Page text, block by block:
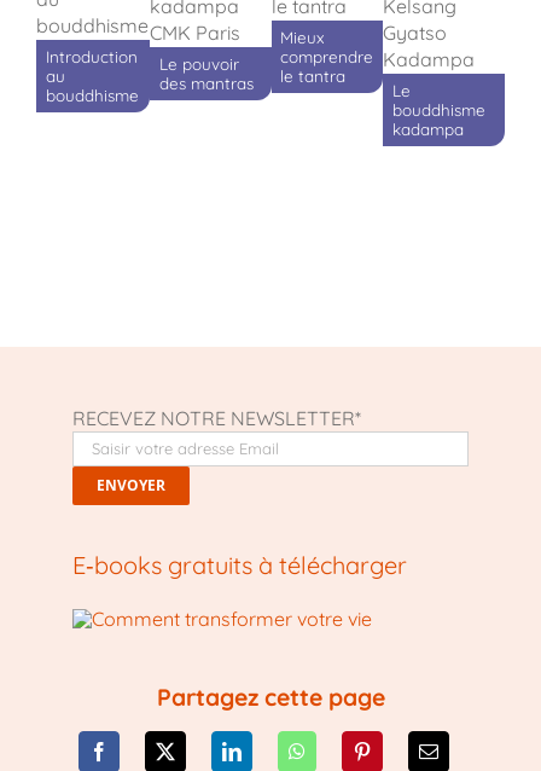
Introduction
au
bouddhisme
Le pouvoir
des mantras
Mieux
comprendre
le tantra
Le
bouddhisme
kadampa
RECEVEZ NOTRE NEWSLETTER*
E‑books gratuits à télécharger
Partagez cette page